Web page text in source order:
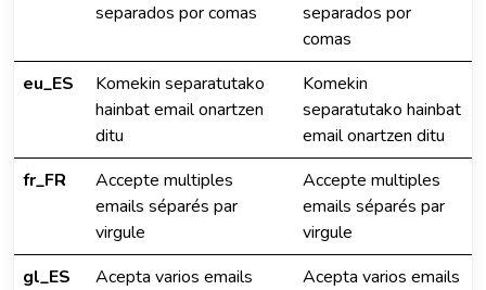
separados por comas
separados por
comas
eu_ES
Komekin separatutako
hainbat email onartzen
ditu
Komekin
separatutako hainbat
email onartzen ditu
fr_FR
Accepte multiples
emails séparés par
virgule
Accepte multiples
emails séparés par
virgule
gl_ES
Acepta varios emails
Acepta varios emails